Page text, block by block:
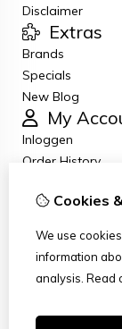
Disclaimer
Extras
Brands
Specials
New Blog
My
Inloggen
Order History
Newsletter
Site Map
Cookies
We use
information
analysis. Read